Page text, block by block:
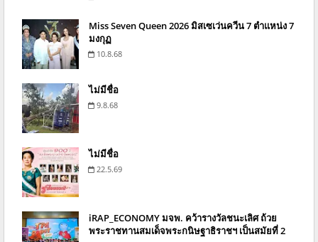
Miss Seven Queen 2026 มิสเซเว่นควีน 7 ตำแหน่ง 7
มงกุฏ
10.8.68
ไม่มีชื่อ
9.8.68
ไม่มีชื่อ
22.5.69
iRAP_ECONOMY มจพ. คว้ารางวัลชนะเลิศ ถ้วย
พระราชทานสมเด็จพระกนิษฐาธิราชฯ เป็นสมัยที่ 2